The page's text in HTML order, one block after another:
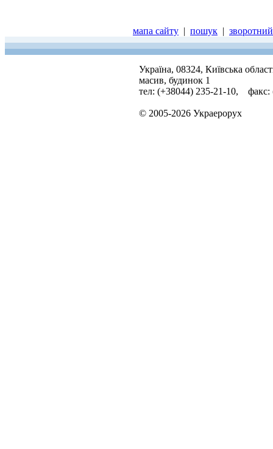
мапа сайту | пошук |
Україна, 08324, Київська
масив, будинок 1
тел: (+38044) 235-21-10, факс:
© 2005-2026 Украерорух